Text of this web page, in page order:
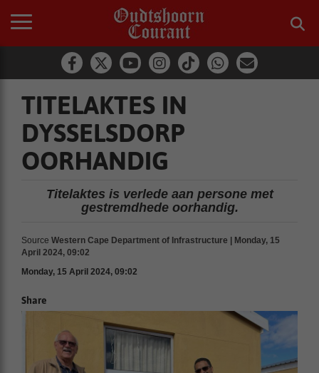
TITELAKTES IN
DYSSELSDORP
OORHANDIG
Titelaktes is verlede aan persone met
gestremdhede oorhandig.
Source Western Cape Department of Infrastructure | Monday, 15
April 2024, 09:02
Monday, 15 April 2024, 09:02
Share